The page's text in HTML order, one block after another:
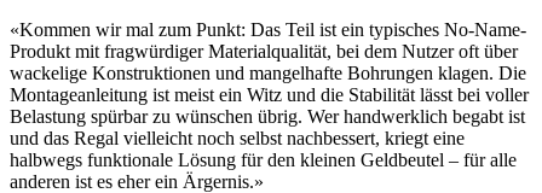
«Kommen wir mal zum Punkt: Das Teil ist ein typisches No-Name-
Produkt mit fragwürdiger Materialqualität, bei dem Nutzer oft über
wackelige Konstruktionen und mangelhafte Bohrungen klagen. Die
Montageanleitung ist meist ein Witz und die Stabilität lässt bei voller
Belastung spürbar zu wünschen übrig. Wer handwerklich begabt ist
und das Regal vielleicht noch selbst nachbessert, kriegt eine
halbwegs funktionale Lösung für den kleinen Geldbeutel – für alle
anderen ist es eher ein Ärgernis.»